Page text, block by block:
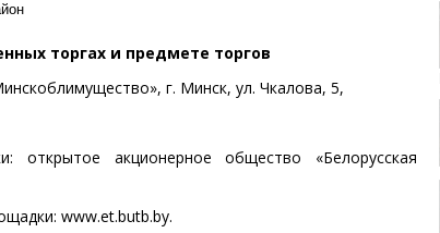
торгах и предмете торгов
г. Минск, ул. Чкалова, 5,
открытое акционерное общество «Белорусская
www.et.butb.by.